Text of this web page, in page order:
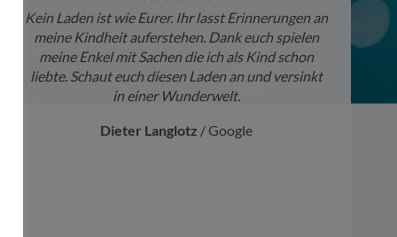
Kein Laden ist wie Eurer. Ihr lasst Erinnerungen an
meine Kindheit auferstehen. Dank euch spielen
meine Enkel mit Sachen die ich als Kind schon
liebte. Schaut euch diesen Laden an und versinkt
in einer Wunderwelt.
Dieter Langlotz / Google